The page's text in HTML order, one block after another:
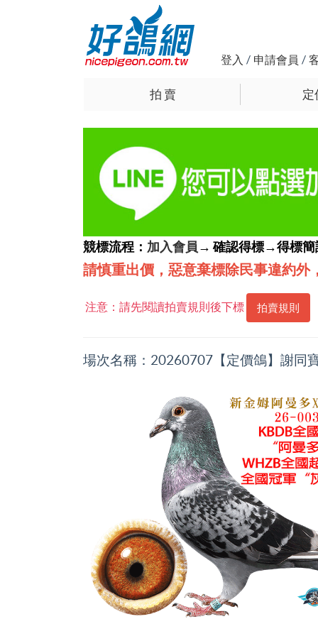
登入 / 申請會員 /
拍 賣 定
競標流程： 加入會員→ 確認得標→得標
請慎重出價，惡意棄標除民事違約外
注意：請先閱讀拍賣規則後下標 拍賣規則
場次名稱：20260707【定價鴿】謝同